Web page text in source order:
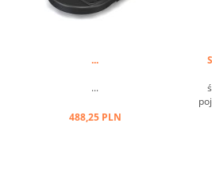
...
...
488,25 PLN